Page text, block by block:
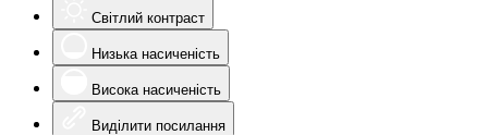
Світлий контраст
Низька насиченість
Висока насиченість
Виділити посилання